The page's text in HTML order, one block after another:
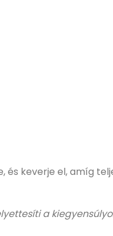
keverje el, amíg
a